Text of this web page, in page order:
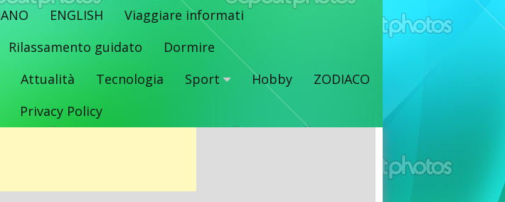
ENGLISH
Viaggiare informati
Rilassamento guidato
Dormire
Attualità Tecnologia Sport Hobby
ZODIACO
Privacy Policy